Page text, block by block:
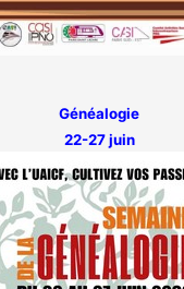
Généalogie
22-27 juin